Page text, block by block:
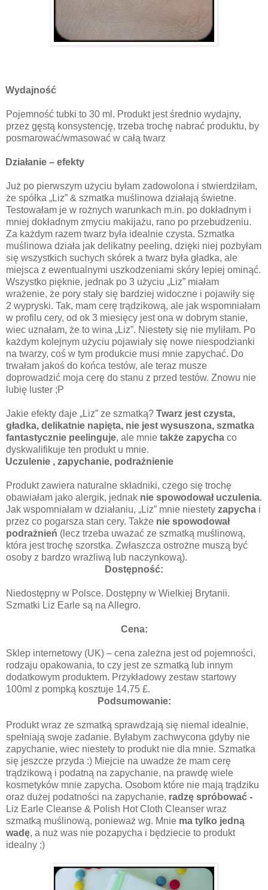
Wydajność
Pojemność tubki to 30 ml. Produkt jest średnio wydajny,
przez gęstą konsystencję, trzeba trochę nabrać produktu, by
posmarować/wmasować w całą twarz
Działanie – efekty
Już po pierwszym użyciu byłam zadowolona i stwierdziłam,
że spółka „Liz” & szmatka muślinowa działają świetne.
Testowałam je w rożnych warunkach m.in. po dokładnym i
mniej dokładnym zmyciu makijażu, rano po przebudzeniu.
Za każdym razem twarz była idealnie czysta. Szmatka
muślinowa działa jak delikatny peeling, dzięki niej pozbyłam
się wszystkich suchych skórek a twarz była gładka, ale
miejsca z ewentualnymi uszkodzeniami skóry lepiej ominąć.
Wszystko pięknie, jednak po 3 użyciu „Liz” miałam
wrażenie, że pory stały się bardziej widoczne i pojawiły się
2 wypryski. Tak, mam cerę trądzikową, ale jak wspomniałam
w profilu cery, od ok 3 miesięcy jest ona w dobrym stanie,
wiec uznałam, że to wina „Liz”. Niestety się nie myliłam. Po
każdym kolejnym użyciu pojawiały się nowe niespodzianki
na twarzy, coś w tym produkcie musi mnie zapychać. Do
trwałam jakoś do końca testów, ale teraz musze
doprowadzić moja cerę do stanu z przed testów. Znowu nie
lubię luster ;P
Jakie efekty daje „Liz” ze szmatką? Twarz jest czysta,
gładka, delikatnie napięta, nie jest wysuszona, szmatka
fantastycznie peelinguje, ale mnie także zapycha co
dyskwalifikuje ten produkt u mnie.
Uczulenie , zapychanie, podrażnienie
Produkt zawiera naturalne składniki, czego się trochę
obawiałam jako alergik, jednak nie spowodował uczulenia.
Jak wspomniałam w działaniu, „Liz” mnie niestety zapycha i
przez co pogarsza stan cery. Także nie spowodował
podrażnień (lecz trzeba uważać ze szmatką muślinową,
która jest trochę szorstka. Zwłaszcza ostrożne muszą być
osoby z bardzo wrażliwą lub naczynkową).
Dostępność:
Niedostępny w Polsce. Dostępny w Wielkiej Brytanii.
Szmatki Liz Earle są na Allegro.
Cena:
Sklep internetowy (UK) – cena zależna jest od pojemności,
rodzaju opakowania, to czy jest ze szmatką lub innym
dodatkowym produktem. Przykładowy zestaw startowy
100ml z pompką kosztuje 14,75 £.
Podsumowanie:
Produkt wraz ze szmatką sprawdzają się niemal idealnie,
spełniają swoje zadanie. Byłabym zachwycona gdyby nie
zapychanie, wiec niestety to produkt nie dla mnie. Szmatka
się jeszcze przyda :) Miejcie na uwadze że mam cerę
trądzikową i podatną na zapychanie, na prawdę wiele
kosmetyków mnie zapycha. Osobom które nie mają trądziku
oraz dużej podatności na zapychanie, radzę spróbować -
Liz Earle Cleanse & Polish Hot Cloth Cleanser wraz
szmatką muślinową, ponieważ wg. Mnie ma tylko jedną
wadę, a nuż was nie pozapycha i będziecie to produkt
idealny ;)